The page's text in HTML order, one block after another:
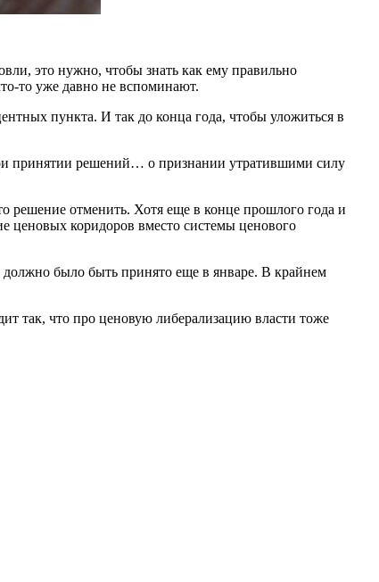
это нужно, чтобы знать как ему правильно
то уже давно не вспоминают.
пункта. И так до конца года, чтобы уложиться в
принятии решений… о признании утратившими силу
решение отменить. Хотя еще в конце прошлого года и
ценовых коридоров вместо системы ценового
было быть принято еще в январе. В крайнем
так, что про ценовую либерализацию власти тоже